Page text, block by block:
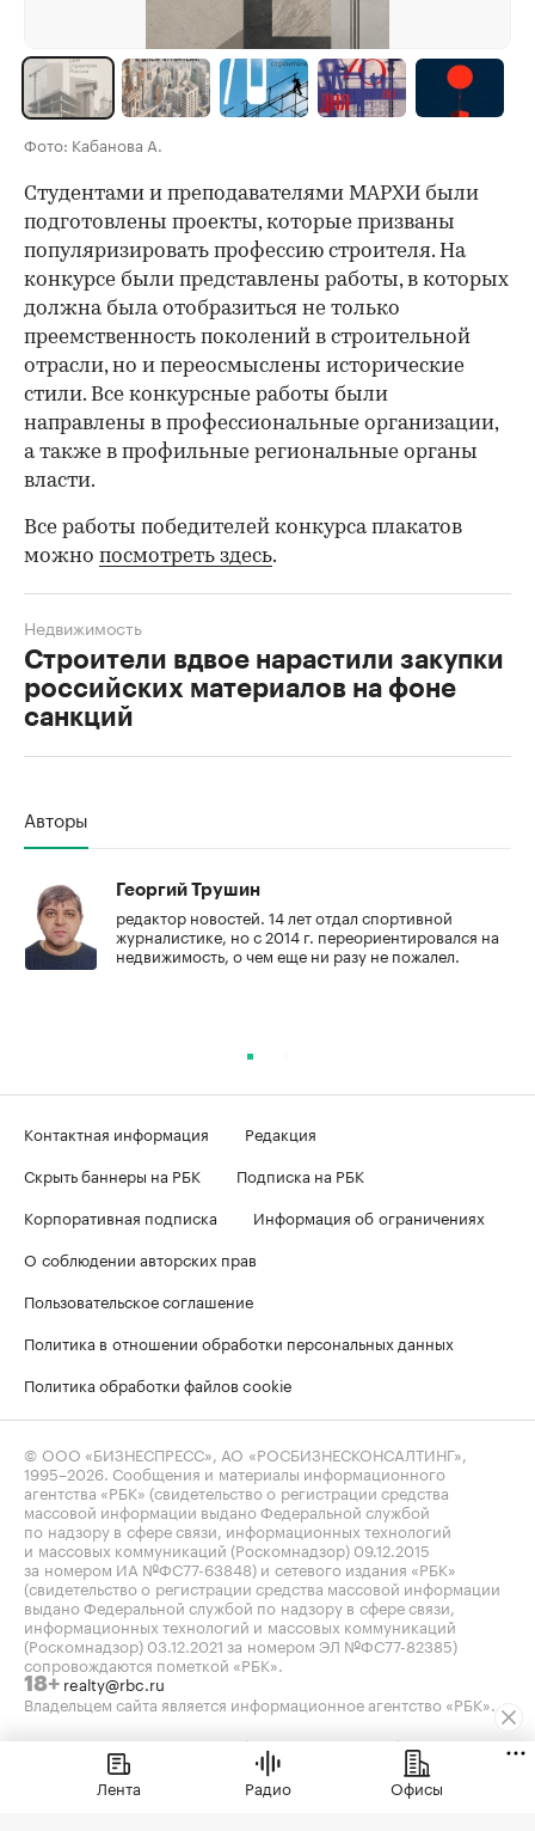
Фото: Кабанова А.
Студентами и преподавателями МАРХИ были
подготовлены проекты, которые призваны
популяризировать профессию строителя. На
конкурсе были представлены работы, в которых
должна была отобразиться не только
преемственность поколений в строительной
отрасли, но и переосмыслены исторические
стили. Все конкурсные работы были
направлены в профессиональные организации,
а также в профильные региональные органы
власти.
00:00 / 00:00
Все работы победителей конкурса плакатов
можно посмотреть здесь.
Строители вдвое нарастили закупки
российских материалов на фоне
санкций
Недвижимость
Авторы
Георгий Трушин
редактор новостей. 14 лет отдал спортивной
журналистике, но с 2014 г. переориентировался на
недвижимость, о чем еще ни разу не пожалел.
Контактная информация
Редакция
Скрыть баннеры на РБК
Подписка на РБК
Корпоративная подписка
Информация об ограничениях
О соблюдении авторских прав
Пользовательское соглашение
Политика в отношении обработки персональных данных
Политика обработки файлов cookie
© ООО «БИЗНЕСПРЕСС», АО «РОСБИЗНЕСКОНСАЛТИНГ»,
1995–2026. Сообщения и материалы информационного
агентства «РБК» (свидетельство о регистрации средства
массовой информации выдано Федеральной службой
по надзору в сфере связи, информационных технологий
и массовых коммуникаций (Роскомнадзор) 09.12.2015
за номером ИА №ФС77-63848) и сетевого издания «РБК»
(свидетельство о регистрации средства массовой информации
выдано Федеральной службой по надзору в сфере связи,
информационных технологий и массовых коммуникаций
(Роскомнадзор) 03.12.2021 за номером ЭЛ №ФС77-82385)
сопровождаются пометкой «РБК».
18+ realty@rbc.ru
Владельцем сайта является информационное агентство «РБК».
Мосбиржа
Санкт-Петербургская
Индексы облигаций предоставлены Cbonds.
Лента Радио Офисы